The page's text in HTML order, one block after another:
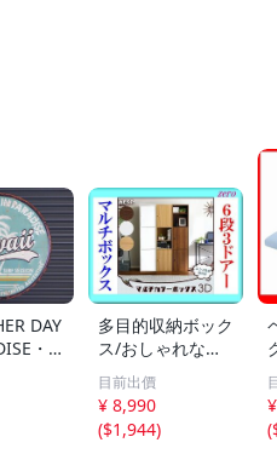
DAY
・
エン
サイ
カン
ス看
多目的収納ボック
ス/おしゃれなマ
ルチカラーボック
ス 6段3枚扉/キャ
ビネット 飾り棚
本棚 テレビ台 食
目前出價
¥ 8,990
($1,944)
(